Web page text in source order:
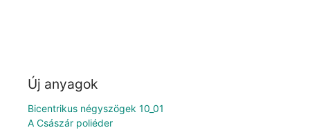
Új anyagok
Bicentrikus négyszögek 10_01
A Császár poliéder